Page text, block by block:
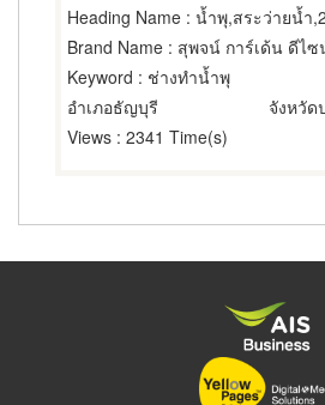
Heading Name : น้ำพุ,สระว่ายน้ำ,24 ชม. ไฟฟ้า-ผู้รั
Brand Name : สุพจน์ การ์เด้น ดีไซ
Keyword : ช่างทำน้ำพุ
อำเภอธัญบุรี
จังหวั
Views : 2341 Time(s)